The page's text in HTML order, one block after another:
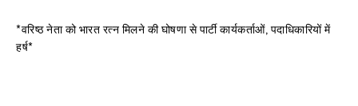
*वरिष्ठ नेता को भारत रत्न मिलने की घोषणा से पार्टी कार्यकर्ताओं, पदाधिकारियों में
हर्ष*